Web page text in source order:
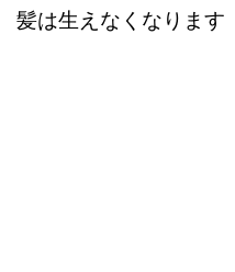
髪は生えなくなります